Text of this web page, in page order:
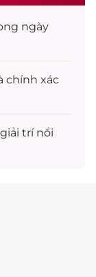
ngày
chính xác
giải trínổi